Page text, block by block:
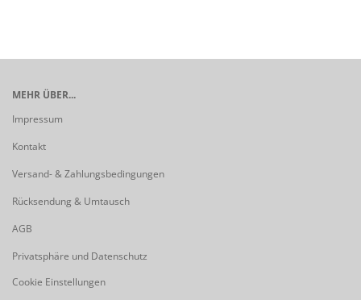
MEHR ÜBER...
Impressum
Kontakt
Versand- & Zahlungsbedingungen
Rücksendung & Umtausch
AGB
Privatsphäre und Datenschutz
Cookie Einstellungen